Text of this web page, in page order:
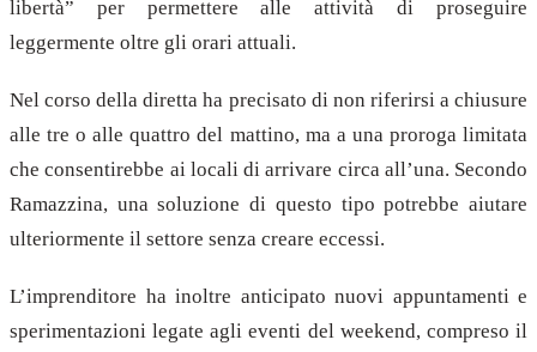
libertà” per permettere alle attività di proseguire
leggermente oltre gli orari attuali.
Nel corso della diretta ha precisato di non riferirsi a chiusure
alle tre o alle quattro del mattino, ma a una proroga limitata
che consentirebbe ai locali di arrivare circa all’una. Secondo
Ramazzina, una soluzione di questo tipo potrebbe aiutare
ulteriormente il settore senza creare eccessi.
L’imprenditore ha inoltre anticipato nuovi appuntamenti e
sperimentazioni legate agli eventi del weekend, compreso il